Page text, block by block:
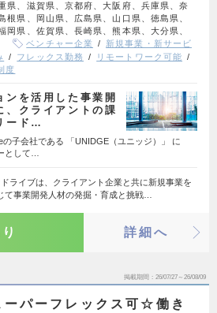
県、滋賀県、京都府、大阪府、兵庫県、奈
根県、岡山県、広島県、山口県、徳島県、
岡県、佐賀県、長崎県、熊本県、大分県、
ベンチャー企業
新規事業・新サービ
フレックス勤務
リモートワーク可能
度
ンを活用した事業開
、クライアントの課
ード…
子会社である 「UNIDGE（ユニッジ）」 に
として…
ライブは、クライアント企業と共に新規事業を
て事業開発人材の発掘・育成と挑戦…
詳細へ
掲載期間 26/07/27～26/08/09
ーパーフレックス可☆働き